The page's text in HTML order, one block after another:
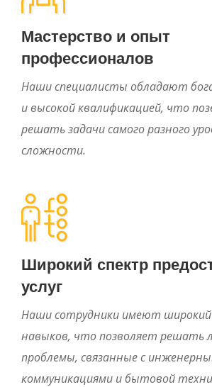
Мастерство и опыт
профессионалов
Наши специалисты обладают
и высокой квалификацией, что
решать задачи самого разного
сложности.
Широкий спектр
услуг
Наши сотрудники имеют
навыков, что позволяет решать
проблемы, связанные с
коммуникациями и бытовой